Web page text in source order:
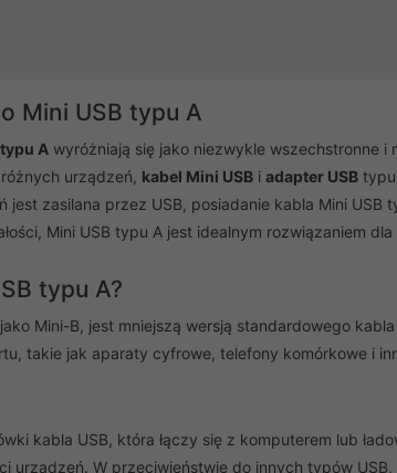
Mini USB typu A
Awyróżniają się jako niezwykle wszechstronne i
urządzeń, kabel Mini USBi adapter USBtypu
jest zasilana przez USB, posiadanie kabla Mini
Mini USB typu A jest idealnym rozwiązaniem
typu A?
Mini-B, jest mniejszą wersją standardowego
takie jak aparaty cyfrowe, telefony komórkowe i
kabla USB, która łączy się z komputerem lub
urządzeń. W przeciwieństwie do innych typów